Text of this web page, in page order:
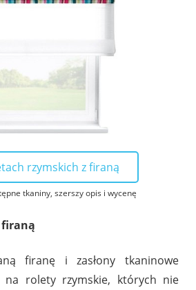
rzymskich z firaną
tkaniny, szerszy opis i wycenę
firaną
firanę i zasłony tkaninowe
na rolety rzymskie, których nie